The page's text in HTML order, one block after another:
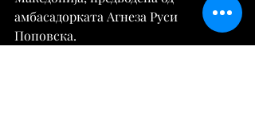
амбасадорката Агнеза Руси
Поповска.